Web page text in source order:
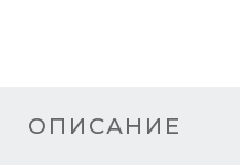
ОПИСАНИЕ